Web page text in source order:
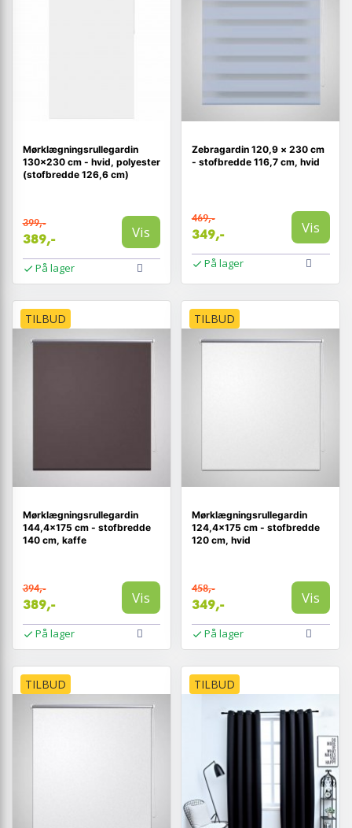
Mørklægningsrullegardin
130×230 cm - hvid, polyester
(stofbredde 126,6 cm)
399,-
389,- Vis
På lager
Zebragardin 120,9 × 230 cm
- stofbredde 116,7 cm, hvid
469,-
349,- Vis
På lager
TILBUD
Mørklægningsrullegardin
144,4×175 cm - stofbredde
140 cm, kaffe
394,-
389,- Vis
På lager
TILBUD
Mørklægningsrullegardin
124,4×175 cm - stofbredde
120 cm, hvid
458,-
349,- Vis
På lager
TILBUD TILBUD